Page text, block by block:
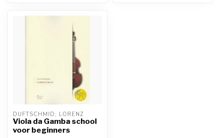
DUFTSCHMID, LORENZ
Viola da Gamba school
voor beginners